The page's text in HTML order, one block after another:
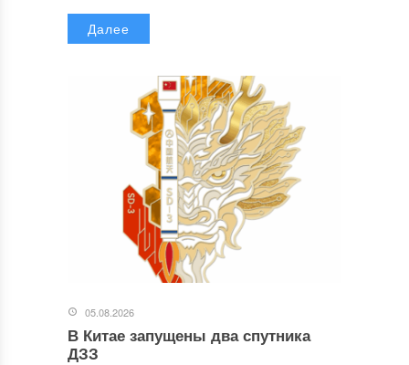
Далее
05.08.2026
В Китае запущены два спутника
ДЗЗ